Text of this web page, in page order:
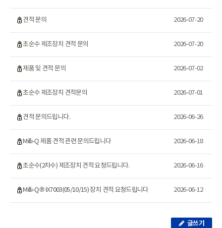
견적 문의 2026-07-20
초순수 제조장치 견적 문의 2026-07-20
제품 및 견적 문의 2026-07-02
초순수 제조장치 견적문의 2026-07-01
견적 문의드립니다. 2026-06-26
Milli-Q 제품 견적 관련 문의드립니다 2026-06-18
초순수(2차수) 제조장치 견적 요청드립니다. 2026-06-16
Milli-Q® IX7003(05/10/15) 장치 견적 요청드립니다 2026-06-12
글쓰기